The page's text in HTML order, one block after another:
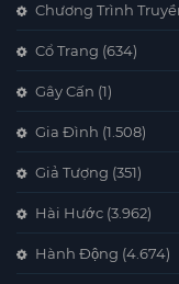
Chương Trình
Cổ Trang (634)
Gây Cấn (1)
Gia Đình (1.508)
Giả Tượng (351)
Hài Hước (3.962)
Hành Động (4.674)